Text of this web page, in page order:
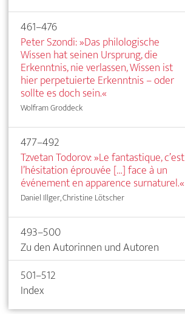
461–476
Peter Szondi: »Das philologische
Wissen hat seinen Ursprung, die
Erkenntnis, nie verlassen, Wissen ist
hier perpetuierte Erkenntnis – oder
sollte es doch sein.«
Wolfram Groddeck
477–492
Tzvetan Todorov: »Le fantastique, c’est
l’hésitation éprouvée […] face à un
événement en apparence surnaturel.«
Daniel Illger, Christine Lötscher
493–500
Zu den Autorinnen und Autoren
501–512
Index